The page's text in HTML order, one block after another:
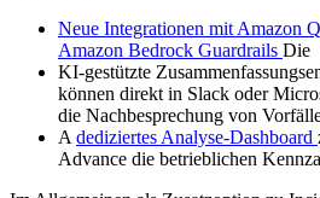
Neue Integrationen mit Amazon
Amazon Bedrock Guardrails Die
KI-gestützte
können direkt in Slack oder
die Nachbesprechung von
A dediziertes Analyse-Dashboard
Advance die betrieblichen